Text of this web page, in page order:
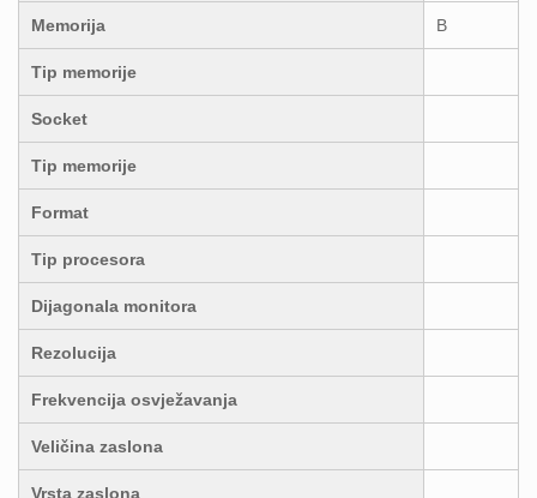
Memorija B
Tip memorije
Socket
Tip memorije
Format
Tip procesora
Dijagonala monitora
Rezolucija
Frekvencija osvježavanja
Veličina zaslona
Vrsta zaslona